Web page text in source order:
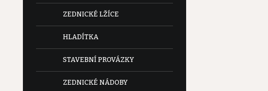
ZEDNICKÉ LŽÍCE
HLADÍTKA
STAVEBNÍ PROVÁZKY
ZEDNICKÉ NÁDOBY